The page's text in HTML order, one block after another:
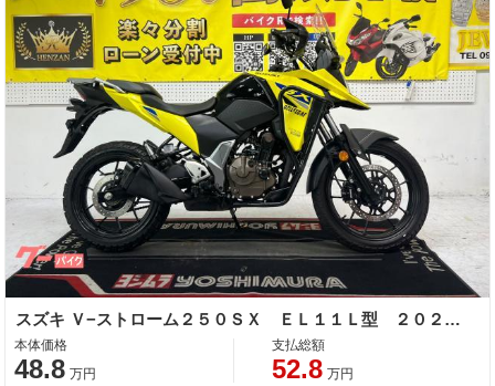
スズキ Ｖ−ストローム２５０ＳＸ ＥＬ１１Ｌ型 ２０２３年モデル リアキャリア ナックルガード エンジンガード ＬＥＤヘッドライト
本体価格
48.8 万円
支払総額
52.8 万円